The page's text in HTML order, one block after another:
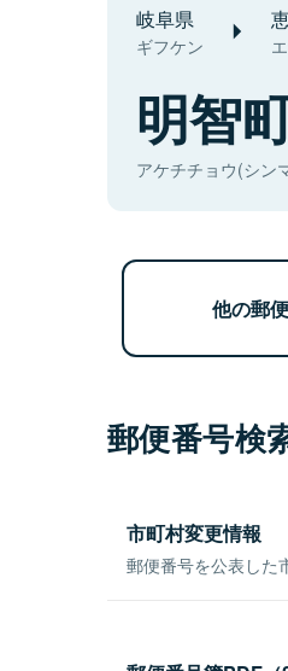
岐阜県
ギフケン
明智
アケチチョウ(シン
他の郵
郵便番号検
市町村変更情報
郵便番号を公表した